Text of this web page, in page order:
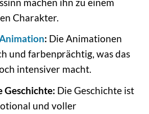
Charakter.
: Die Animationen
und farbenprächtig, was das
intensiver macht.
Geschichte: Die Geschichte ist
und voller